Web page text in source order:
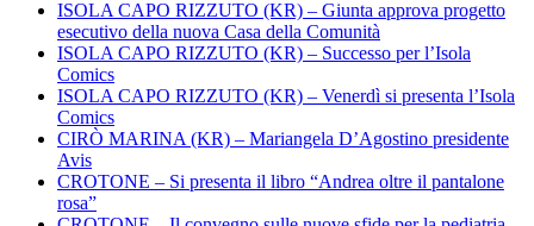
ISOLA CAPO RIZZUTO (KR) – Giunta approva progetto
esecutivo della nuova Casa della Comunità
ISOLA CAPO RIZZUTO (KR) – Successo per l’Isola
Comics
ISOLA CAPO RIZZUTO (KR) – Venerdì si presenta l’Isola
Comics
CIRÒ MARINA (KR) – Mariangela D’Agostino presidente
Avis
CROTONE – Si presenta il libro “Andrea oltre il pantalone
rosa”